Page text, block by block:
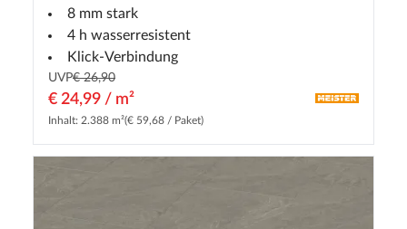
8 mm stark
4 h wasserresistent
Klick-Verbindung
UVP€ 26,90
€ 24,99 / m²
Inhalt: 2.388 m²(€ 59,68 / Paket)